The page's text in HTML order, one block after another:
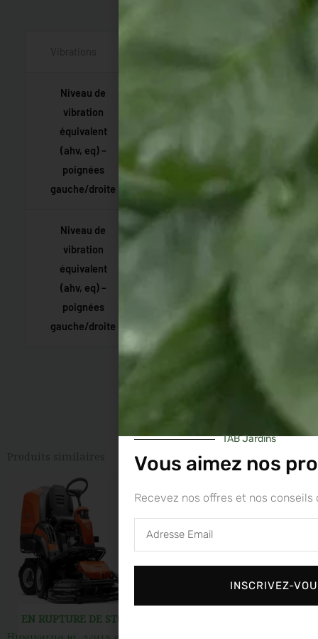
Vibrations
Niveau de
vibration
équivalent
(ahv, eq) –
poignées
gauche/droite
Niveau de
vibration
équivalent
(ahv, eq) –
poignées
gauche/droite
EN RUPTURE DE STOCK
Husqvarna RC 320Ts AWD
TAB Jardins
Vous aimez nos
Recevez nos offres et nos conseils
Email
INSCRIVEZ-